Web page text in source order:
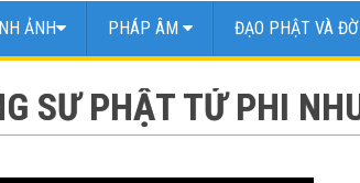
ẢNH PHÁP ÂM ĐẠO PHẬT VÀ
SƯ PHẬT TỬ PHI